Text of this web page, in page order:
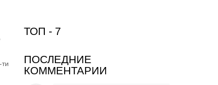
ТОП - 7
ПОСЛЕДНИЕ
КОММЕНТАРИИ